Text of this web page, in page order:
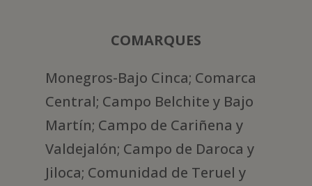
COMARQUES
Monegros-Bajo Cinca; Comarca
Central; Campo Belchite y Bajo
Martín; Campo de Cariñena y
Valdejalón; Campo de Daroca y
Jiloca; Comunidad de Teruel y